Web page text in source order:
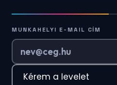
MUNKAHELYI E-MAIL CÍM
Kérem a levelet